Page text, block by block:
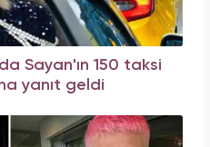
Sayan'ın 150 taksi
yanıt geldi